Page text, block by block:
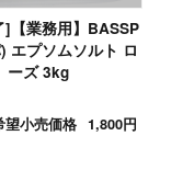
]【業務用】BASSP
エプソムソルト ロ
ーズ 3kg
望小売価格 1,800円